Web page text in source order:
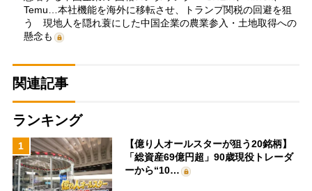
Temu…本社機能を海外に移転させ、トランプ関税の回避を狙
う 現地人を隠れ蓑にした中国企業の農業参入・土地取得への
懸念も
関連記事
ランキング
1
【億り人オールスターが狙う20銘柄】
「総資産69億円超」90歳現役トレーダ
ーから“10…